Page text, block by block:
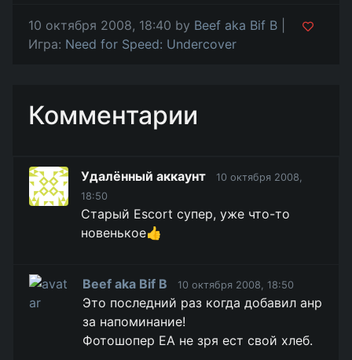
10 октября 2008, 18:40 by Beef aka Bif B
Игра: Need for Speed: Undercover
Комментарии
Удалённый аккаунт
10 октября 2008,
18:50
Старый Escort супер, уже что-то
новенькое👍
Beef aka Bif B 10 октября 2008, 18:50
Это последний раз когда добавил анр
за напоминание!
Фотошопер ЕА не зря ест свой хлеб.